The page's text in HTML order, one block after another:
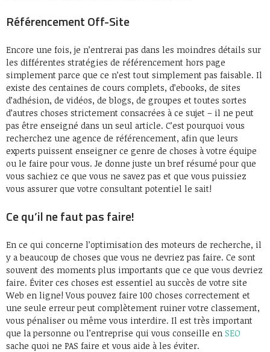
Référencement Off-Site
Encore une fois, je n’entrerai pas dans les moindres détails sur
les différentes stratégies de référencement hors page
simplement parce que ce n’est tout simplement pas faisable. Il
existe des centaines de cours complets, d’ebooks, de sites
d’adhésion, de vidéos, de blogs, de groupes et toutes sortes
d’autres choses strictement consacrées à ce sujet – il ne peut
pas être enseigné dans un seul article. C’est pourquoi vous
recherchez une agence de référencement, afin que leurs
experts puissent enseigner ce genre de choses à votre équipe
ou le faire pour vous. Je donne juste un bref résumé pour que
vous sachiez ce que vous ne savez pas et que vous puissiez
vous assurer que votre consultant potentiel le sait!
Ce qu’il ne faut pas faire!
En ce qui concerne l’optimisation des moteurs de recherche, il
y a beaucoup de choses que vous ne devriez pas faire. Ce sont
souvent des moments plus importants que ce que vous devriez
faire. Éviter ces choses est essentiel au succès de votre site
Web en ligne! Vous pouvez faire 100 choses correctement et
une seule erreur peut complètement ruiner votre classement,
vous pénaliser ou même vous interdire. Il est très important
que la personne ou l’entreprise qui vous conseille en SEO
sache quoi ne PAS faire et vous aide à les éviter.